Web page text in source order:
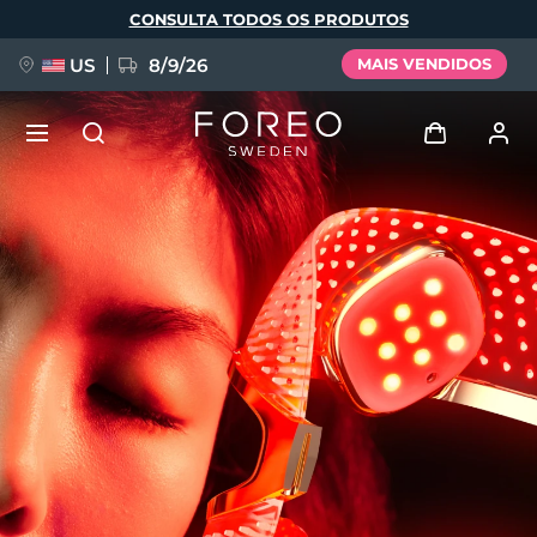
principal
CONSULTA TODOS OS PRODUTOS
US 8/9/26 MAIS VENDIDOS
Entrar
Perfil de usuário
Meus aparelhos
Meus pedidos
Meus endereços
As minhas subscrições
NOVIDADE
FAQ™ Pure Beauty-Tech Elixir
BREAKING NEWS
issa™ Teeth Whitening Set
Idioma
English Deutsch
Español
Français
Italiano
Português
Polski
Svenska
Русский
Türkçe
简体中文 繁體中文